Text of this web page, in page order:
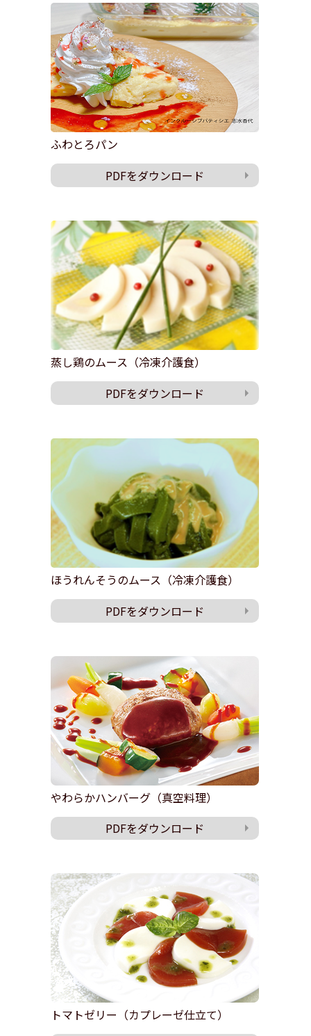
ふわとろパン
PDFをダウンロード
蒸し鶏のムース（冷凍介護食）
PDFをダウンロード
ほうれんそうのムース（冷凍介護食）
PDFをダウンロード
やわらかハンバーグ（真空料理）
PDFをダウンロード
トマトゼリー（カプレーゼ仕立て）